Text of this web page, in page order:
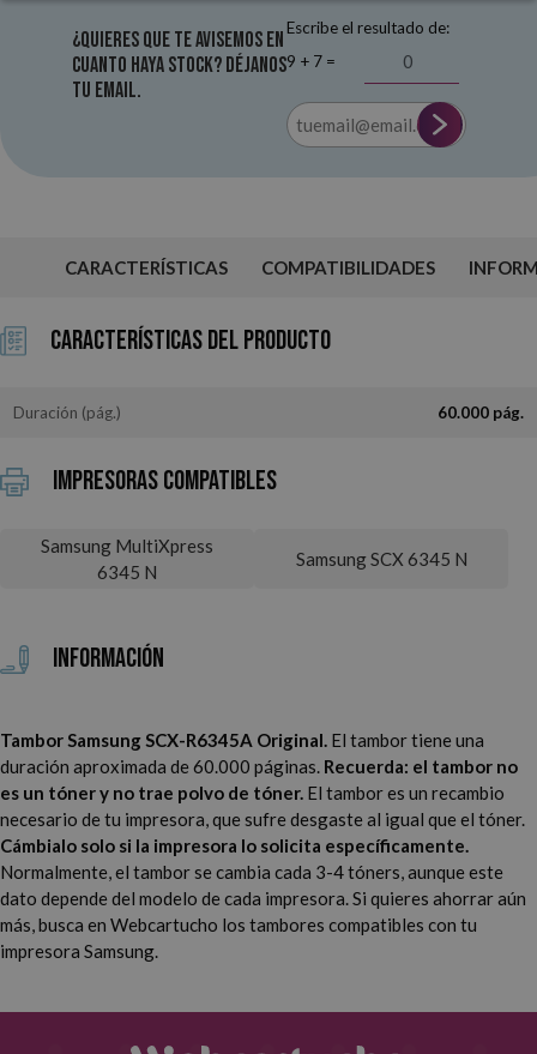
¿Quieres que te avisemos en
cuanto haya stock? Déjanos
tu email.
Escribe el resultado de:
9 + 7 =
CARACTERÍSTICAS COMPATIBILIDADES
Características del Producto
Duración (pág.) 60.000 pág.
Impresoras Compatibles
Samsung MultiXpress
6345 N
Samsung SCX 6345 N
Información
Tambor Samsung SCX-R6345A Original. El tambor tiene una
duración aproximada de 60.000 páginas. Recuerda: el tambor no
es un tóner y no trae polvo de tóner. El tambor es un recambio
necesario de tu impresora, que sufre desgaste al igual que el tóner.
Cámbialo solo si la impresora lo solicita específicamente.
Normalmente, el tambor se cambia cada 3-4 tóners, aunque este
dato depende del modelo de cada impresora.Si quieres ahorrar aún
más, busca en Webcartucho los tambores compatibles con tu
impresora Samsung.